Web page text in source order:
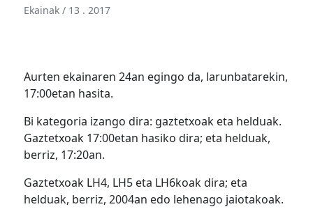
Ekainak / 13 . 2017
Aurten ekainaren 24an egingo da, larunbatarekin,
17:00etan hasita.
Bi kategoria izango dira: gaztetxoak eta helduak.
Gaztetxoak 17:00etan hasiko dira; eta helduak,
berriz, 17:20an.
Gaztetxoak LH4, LH5 eta LH6koak dira; eta
helduak, berriz, 2004an edo lehenago jaiotakoak.